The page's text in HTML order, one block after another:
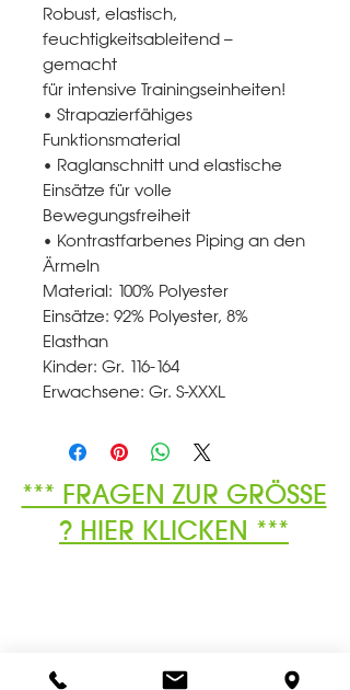
Robust, elastisch,
feuchtigkeitsableitend –
gemacht
für intensive Trainingseinheiten!
• Strapazierfähiges
Funktionsmaterial
• Raglanschnitt und elastische
Einsätze für volle
Bewegungsfreiheit
• Kontrastfarbenes Piping an den
Ärmeln
Material: 100% Polyester
Einsätze: 92% Polyester, 8%
Elasthan
Kinder: Gr. 116-164
Erwachsene: Gr. S-XXXL
*** FRAGEN ZUR GRÖSSE
? HIER KLICKEN ***